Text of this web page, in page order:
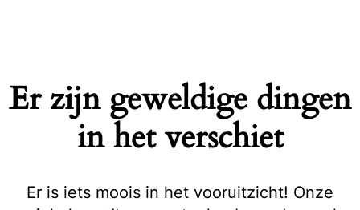
Er zijn geweldige dingen
in het verschiet
Er is iets moois in het vooruitzicht! Onze